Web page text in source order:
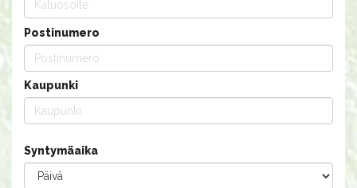
Postinumero
Kaupunki
Syntymäaika